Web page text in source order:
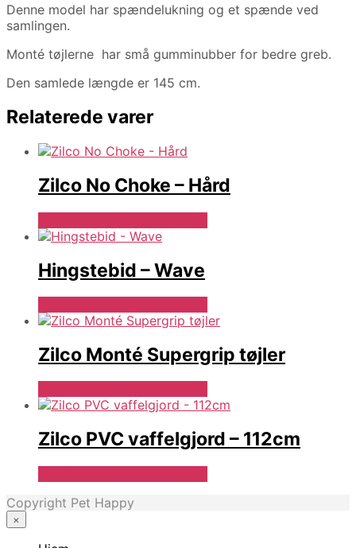
Denne model har spændelukning og et spænde ved
samlingen.
Monté tøjlerne har små gumminubber for bedre greb.
Den samlede længde er 145 cm.
Relaterede varer
Zilco No Choke – Hård
Hingstebid – Wave
Zilco Monté Supergrip tøjler
Zilco PVC vaffelgjord – 112cm
Copyright Pet Happy
×